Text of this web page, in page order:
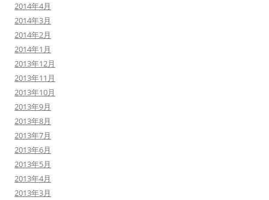
2014年4月
2014年3月
2014年2月
2014年1月
2013年12月
2013年11月
2013年10月
2013年9月
2013年8月
2013年7月
2013年6月
2013年5月
2013年4月
2013年3月